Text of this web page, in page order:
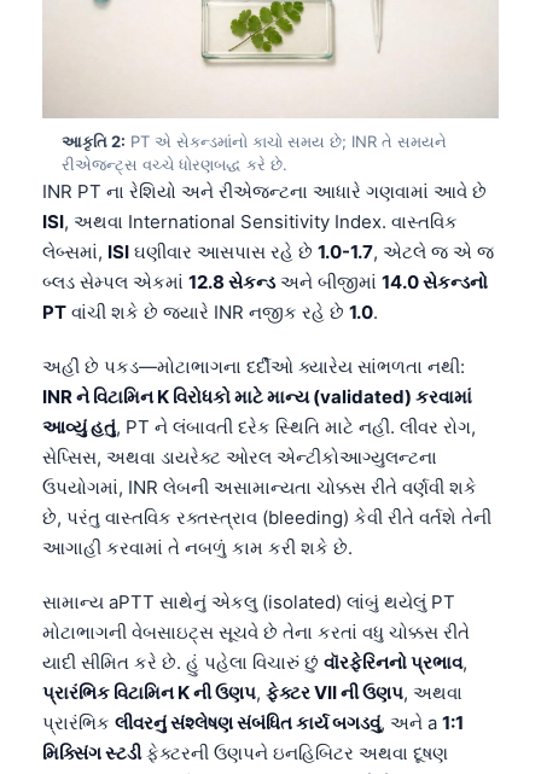
આકૃતિ 2: PT એ સેકન્ડમાંનો કાચો સમય છે; INR તે સમયને
રીએજન્ટ્સ વચ્ચે ધોરણબદ્ધ કરે છે.
INR PT ના રેશિયો અને રીએજન્ટના આધારે ગણવામાં આવે છે
ISI, અથવા International Sensitivity Index. વાસ્તવિક
લેબ્સમાં, ISI ઘણીવાર આસપાસ રહે છે 1.0-1.7, એટલે જ એ જ
બ્લડ સેમ્પલ એકમાં 12.8 સેકન્ડઅને બીજીમાં 14.0 સેકન્ડનો
PT વાંચી શકે છે જ્યારે INR નજીક રહે છે 1.0.
અહીં છે પકડ—મોટાભાગના દર્દીઓ ક્યારેય સાંભળતા નથી:
INR ને વિટામિન K વિરોધકો માટે માન્ય (validated) કરવામાં
આવ્યું હતું, PT ને લંબાવતી દરેક સ્થિતિ માટે નહીં. લીવર રોગ,
સેપ્સિસ, અથવા ડાયરેક્ટ ઓરલ એન્ટીકોઆગ્યુલન્ટના
ઉપયોગમાં, INR લેબની અસામાન્યતા ચોક્કસ રીતે વર્ણવી શકે
છે, પરંતુ વાસ્તવિક રક્તસ્ત્રાવ (bleeding) કેવી રીતે વર્તશે તેની
આગાહી કરવામાં તે નબળું કામ કરી શકે છે.
સામાન્ય aPTT સાથેનું એકલુ (isolated) લાંબું થયેલું PT
મોટાભાગની વેબસાઇટ્સ સૂચવે છે તેના કરતાં વધુ ચોક્કસ રીતે
યાદી સીમિત કરે છે. હું પહેલા વિચારું છું વૉરફેરિનનો પ્રભાવ,
પ્રારંભિક વિટામિન K ની ઉણપ, ફેક્ટર VII ની ઉણપ, અથવા
પ્રારંભિક લીવરનું સંશ્લેષણ સંબંધિત કાર્ય બગડવું, અને a 1:1
મિક્સિંગ સ્ટડીફેક્ટરની ઉણપને ઇનહિબિટર અથવા દૂષણ